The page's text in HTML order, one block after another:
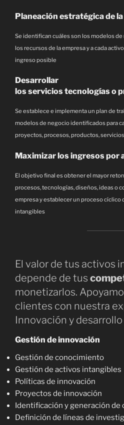
Planeación estratégica de
Se identifican cuáles son los modelos
los recursos de la empresa y a cada
ingreso posible
Desarrollar
los servicios tecnologías o
Se establece e implementa un plan de
modelos de negocio identificados para
proyectos, procesos, productos,
Maximizar los ingresos por
El objetivo final es obtener el mayor
procesos, tecnologías, diseños, ideas o
empresa y establecer un proceso cíclico
intangibles
El valor de tus activos
depende de tus
monetizarlos.
clientes con nuestra
Innovación y
Gestión de innovación
Gestión de conocimiento
Gestión de activos intangibles
Políticas de innovación
Proyectos de innovación
Identificación y generación de
Definición de líneas de